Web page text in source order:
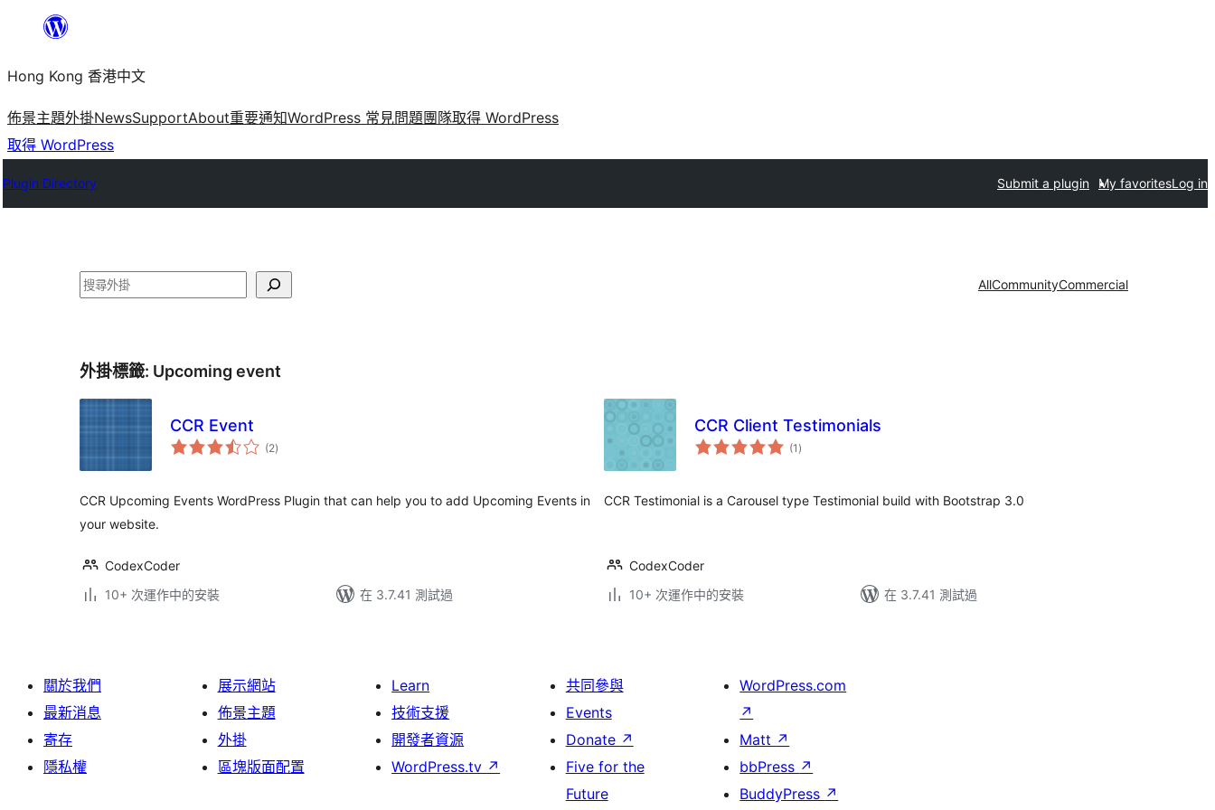
主
要
內
容
Hong Kong 香港中文
佈景主題外掛NewsSupportAbout重要通知WordPress 常見問題團隊取得 WordPress
取得 WordPress
Plugin Directory Submit a plugin My favoritesLog in
搜
AllCommunityCommercial
外掛標籤: Upcoming event
CCR Event
(2總
評)
CCR Upcoming Events WordPress Plugin that can help you to add Upcoming Events in
your website.
CodexCoder
10+ 次運作中的安裝
在 3.7.41 測試過
CCR Client Testimonials
(1 總
評)
CCR Testimonial is a Carousel type Testimonial build with Bootstrap 3.0
CodexCoder
10+ 次運作中的安裝
在 3.7.41 測試過
關於我們
最新消息
寄存
隱私權
展示網站
佈景主題
外掛
區塊版面配置
Learn
技術支援
開發者資源
WordPress.tv ↗
共同參與
Events
Donate ↗
Five for the
Future
WordPress.com
↗
Matt ↗
bbPress ↗
BuddyPress ↗